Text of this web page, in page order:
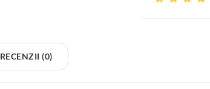
RECENZII (0)